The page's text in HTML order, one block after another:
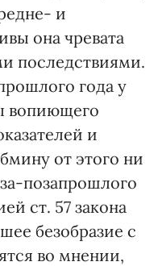
и
она чревата
последствиями.
года у
вопиющего
и
от этого ни
позапрошлого
ст. 57 закона
безобразие с
во мнении,